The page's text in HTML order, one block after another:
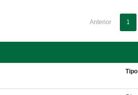
Anterior 1
Tipo